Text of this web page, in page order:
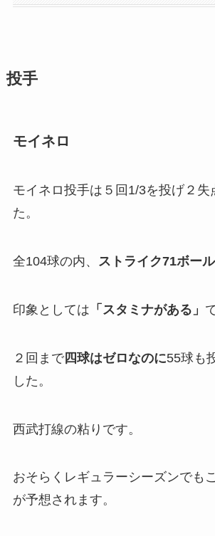
投手
モイネロ
モイネロ投手は５回1/3を投げ２失
た。
全104球の内、 ストライク71ボー
印象としては 「スタミナがある」
２回まで四球はゼロなのに55球も
した。
西武打線の粘りです。
おそらくレギュラーシーズンでも
が予想されます。